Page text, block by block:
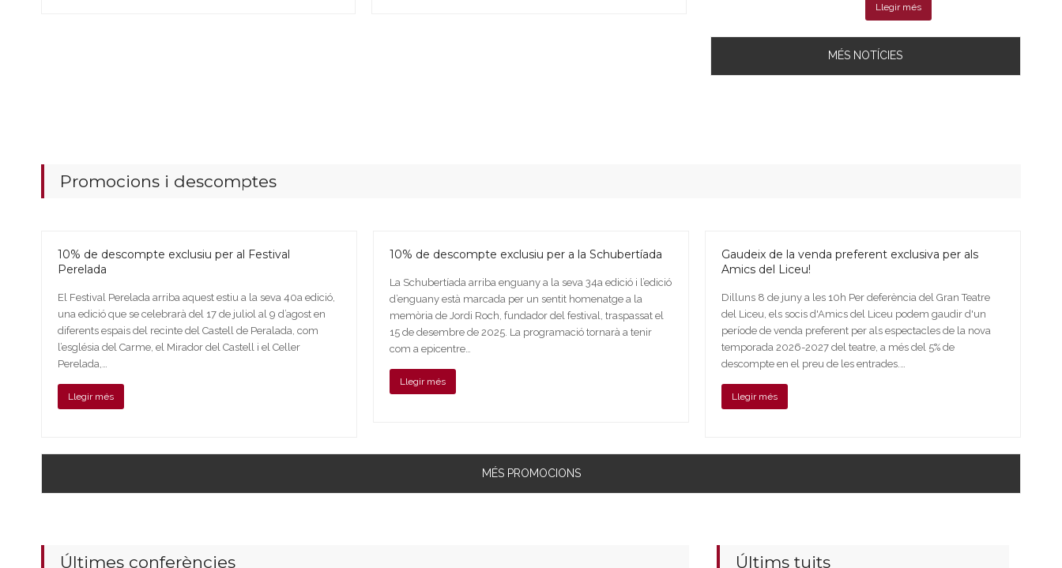
Llegir més
MÉS NOTÍCIES
Promocions i descomptes
10% de descompte exclusiu per al Festival
Perelada
El Festival Perelada arriba aquest estiu a la seva 40a edició,
una edició que se celebrarà del 17 de juliol al 9 d’agost en
diferents espais del recinte del Castell de Peralada, com
l’església del Carme, el Mirador del Castell i el Celler
Perelada,…
Llegir més
10% de descompte exclusiu per a la Schubertíada
La Schubertíada arriba enguany a la seva 34a edició i l’edició
d’enguany està marcada per un sentit homenatge a la
memòria de Jordi Roch, fundador del festival, traspassat el
15 de desembre de 2025. La programació tornarà a tenir
com a epicentre…
Llegir més
Gaudeix de la venda preferent exclusiva per als
Amics del Liceu!
Dilluns 8 de juny a les 10h Per deferència del Gran Teatre
del Liceu, els socis d'Amics del Liceu podem gaudir d'un
període de venda preferent per als espectacles de la nova
temporada 2026-2027 del teatre, a més del 5% de
descompte en el preu de les entrades.…
Llegir més
MÉS PROMOCIONS
Últimes conferències Últims tuits